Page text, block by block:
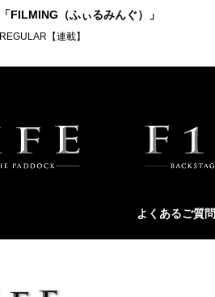
「FILMING（ふぃるみんぐ）」
REGULAR【連載】
よくあるご質問